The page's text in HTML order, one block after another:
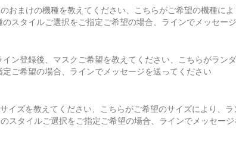
おまけの機種を教えてください、こちらがご希望の機種に
スタイルご選択をご指定ご希望の場合、ラインでメッセー
ン登録後、マスクご希望を教えてください、こちらがラン
ご希望の場合、ラインでメッセージを送ってください
イズを教えてください、こちらがご希望のサイズにより、
タイルご選択をご指定ご希望の場合、ラインでメッセー